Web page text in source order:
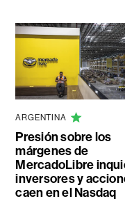
ARGENTINA
Presión sobre los
márgenes de
MercadoLibre
inversores y
caen en el Nasdaq